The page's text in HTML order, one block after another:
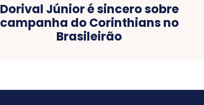
Dorival Júnior é sincero sobre
campanha do Corinthians no
Brasileirão